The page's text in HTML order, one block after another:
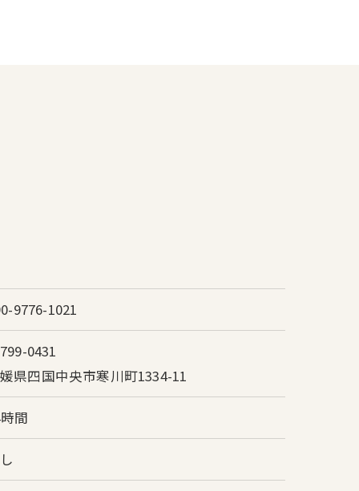
9776-1021
0431
県四国中央市寒川町1334-11
間